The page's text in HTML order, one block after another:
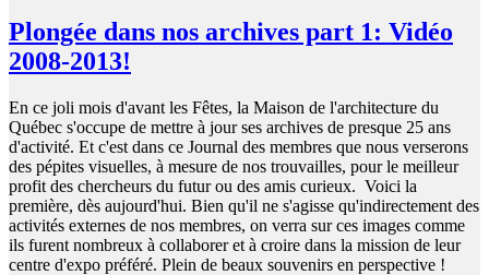
Plongée dans nos archives part 1: Vidéo
2008-2013!
En ce joli mois d'avant les Fêtes, la Maison de l'architecture du
Québec s'occupe de mettre à jour ses archives de presque 25 ans
d'activité. Et c'est dans ce Journal des membres que nous verserons
des pépites visuelles, à mesure de nos trouvailles, pour le meilleur
profit des chercheurs du futur ou des amis curieux. Voici la
première, dès aujourd'hui. Bien qu'il ne s'agisse qu'indirectement des
activités externes de nos membres, on verra sur ces images comme
ils furent nombreux à collaborer et à croire dans la mission de leur
centre d'expo préféré. Plein de beaux souvenirs en perspective !